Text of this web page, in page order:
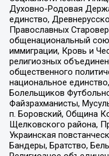
Духовно-Родовая
единство,
Православных
общенациональный
иммиграции, Кровь и
религиозных
общественного
национальное
Болельщиков
Файзрахманисты,
п. Боровский, Община
Щелковского района,
Украинская
Бандеры, Братство,